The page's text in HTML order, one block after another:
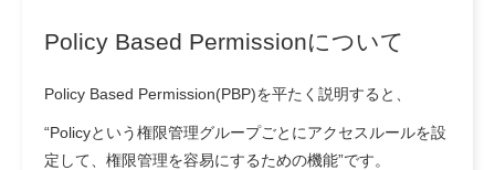
Policy Based Permissionについて
Policy Based Permission(PBP)を平たく説明すると、
“Policyという権限管理グループごとにアクセスルールを設
定して、権限管理を容易にするための機能”です。